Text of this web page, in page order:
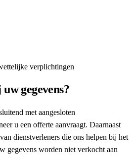
verplichtingen
gegevens?
met aangesloten
u een offerte aanvraagt. Daarnaast
dienstverleners die ons helpen bij het
gegevens worden niet verkocht aan